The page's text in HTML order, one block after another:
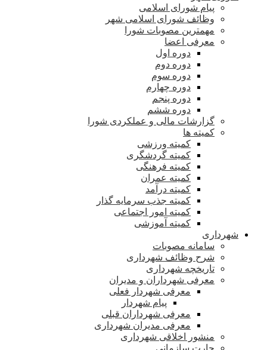
پیام شورای اسلامی
وظائف شورای اسلامی شهر
مهمترین مصوبات شورا
معرفی اعضا
دوره اول
دوره دوم
دوره سوم
دوره چهارم
دوره پنجم
دوره ششم
گزارشات مالی و عملکردی شورا
کمیته ها
کمیته ورزشی
کمیته گردشگری
کمیته فرهنگی
کمیته عمران
کمیته درآمد
کمیته جذب سرمایه گذار
کمیته امور اجتماعی
کمیته آموزشی
شهرداری
سامانه مصوبات
شرح وظائف شهرداری
تاریخچه شهرداری
معرفی شهرداران و مدیران
معرفی شهردار فعلی
پیام شهردار
معرفی شهرداران قبلی
معرفی مدیران شهرداری
منشور اخلاقی شهرداری
چارت سازمانی